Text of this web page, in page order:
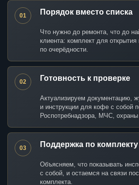
01 Порядок вместо списка
Что нужно до ремонта, что до
клиента: комплект для
по очерёдности.
02 Готовность к проверке
Актуализируем документацию,
и инструкции для кофе с собой
Роспотребнадзора, МЧС, охраны
03 Поддержка по комплекту
Объясняем, что показывать
с собой, и остаемся на связи
комплекта.